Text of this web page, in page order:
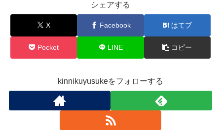
シェアする
X Facebook はてブ
Pocket LINE コピー
kinnikuyusukeをフォローする